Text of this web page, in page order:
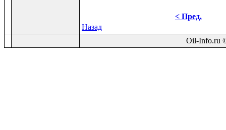
< Пред.
Назад
Oil-Info.ru